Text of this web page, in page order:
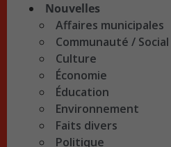
Nouvelles
Affaires municipales
Communauté / Social
Culture
Économie
Éducation
Environnement
Faits divers
Politique